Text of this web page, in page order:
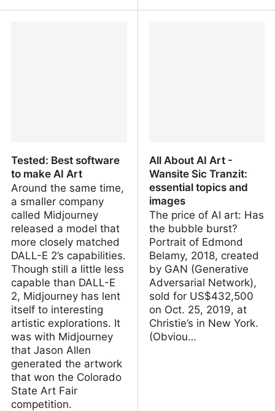
Tested: Best software
to make AI Art
Around the same time,
a smaller company
called Midjourney
released a model that
more closely matched
DALL-E 2’s capabilities.
Though still a little less
capable than DALL-E
2, Midjourney has lent
itself to interesting
artistic explorations. It
was with Midjourney
that Jason Allen
generated the artwork
that won the Colorado
State Art Fair
competition.
All About AI Art -
Wansite Sic Tranzit:
essential topics and
images
The price of AI art: Has
the bubble burst?
Portrait of Edmond
Belamy, 2018, created
by GAN (Generative
Adversarial Network),
sold for US$432,500
on Oct. 25, 2019, at
Christie’s in New York.
(Obviou…